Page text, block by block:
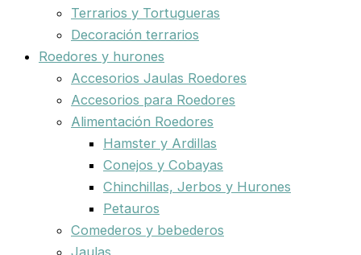
Terrarios y Tortugueras
Decoración terrarios
Roedores y hurones
Accesorios Jaulas Roedores
Accesorios para Roedores
Alimentación Roedores
Hamster y Ardillas
Conejos y Cobayas
Chinchillas, Jerbos y Hurones
Petauros
Comederos y bebederos
Jaulas